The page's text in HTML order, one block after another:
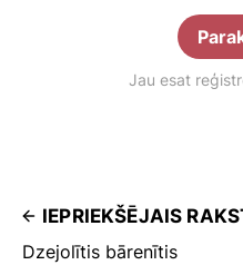
Jau esat
IEPRIEKŠĒJAIS
Dzejolītis bārenītis